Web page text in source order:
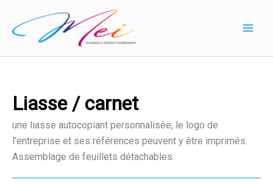
contenu
Liasse / carnet
une liasse autocopiant personnalisée, le logo de
l’entreprise et ses références peuvent y être imprimés.
Assemblage de feuillets détachables.